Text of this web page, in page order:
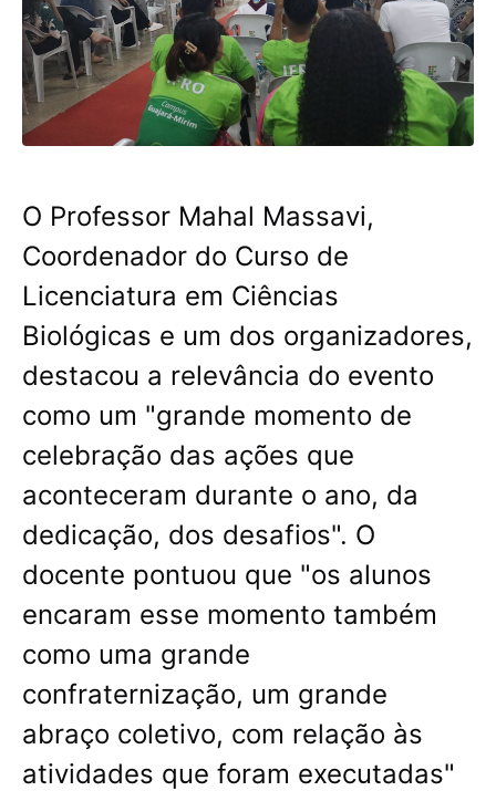
O Professor Mahal Massavi,
Coordenador do Curso de
Licenciatura em Ciências
Biológicas e um dos organizadores,
destacou a relevância do evento
como um "grande momento de
celebração das ações que
aconteceram durante o ano, da
dedicação, dos desafios". O
docente pontuou que "os alunos
encaram esse momento também
como uma grande
confraternização, um grande
abraço coletivo, com relação às
atividades que foram executadas"